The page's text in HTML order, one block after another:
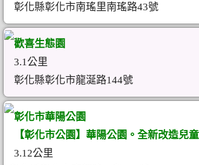
彰化縣彰化市南瑤里南瑤路43號
歡喜生態園
3.1公里
彰化縣彰化市龍涎路144號
彰化市華陽公園
【彰化市公園】華陽公園。全新改造兒
3.12公里